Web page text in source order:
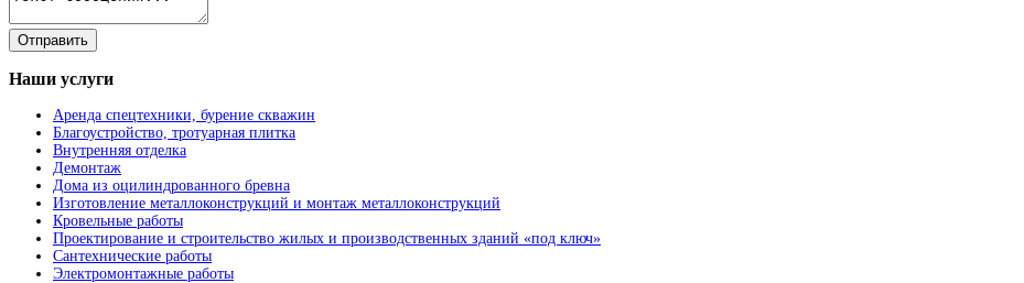
Наши услуги
Аренда спецтехники, бурение скважин
Благоустройство, тротуарная плитка
Внутренняя отделка
Демонтаж
Дома из оцилиндрованного бревна
Изготовление металлоконструкций и монтаж металлоконструкций
Кровельные работы
Проектирование и строительство жилых и производственных зданий «под ключ»
Сантехнические работы
Электромонтажные работы